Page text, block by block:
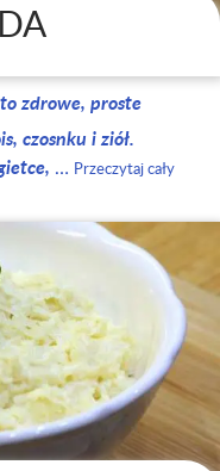
zdrowe, proste
czosnku i ziół.
… Przeczytaj cały